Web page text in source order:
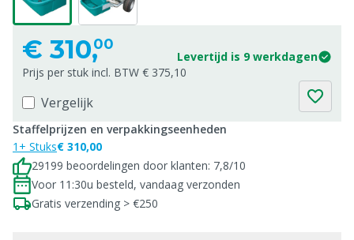
€ 310,00
Levertijd is 9 werkdagen
Prijs per stuk incl. BTW € 375,10
Vergelijk
Staffelprijzen en verpakkingseenheden
1+ Stuks€ 310,00
29199 beoordelingen door klanten: 7,8/10
Voor 11:30u besteld, vandaag verzonden
Gratis verzending > €250